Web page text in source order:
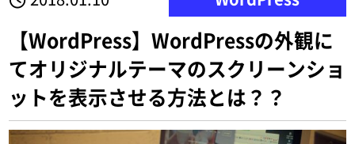
【WordPress】WordPressの外観に
てオリジナルテーマのスクリーンショ
ットを表示させる方法とは？？